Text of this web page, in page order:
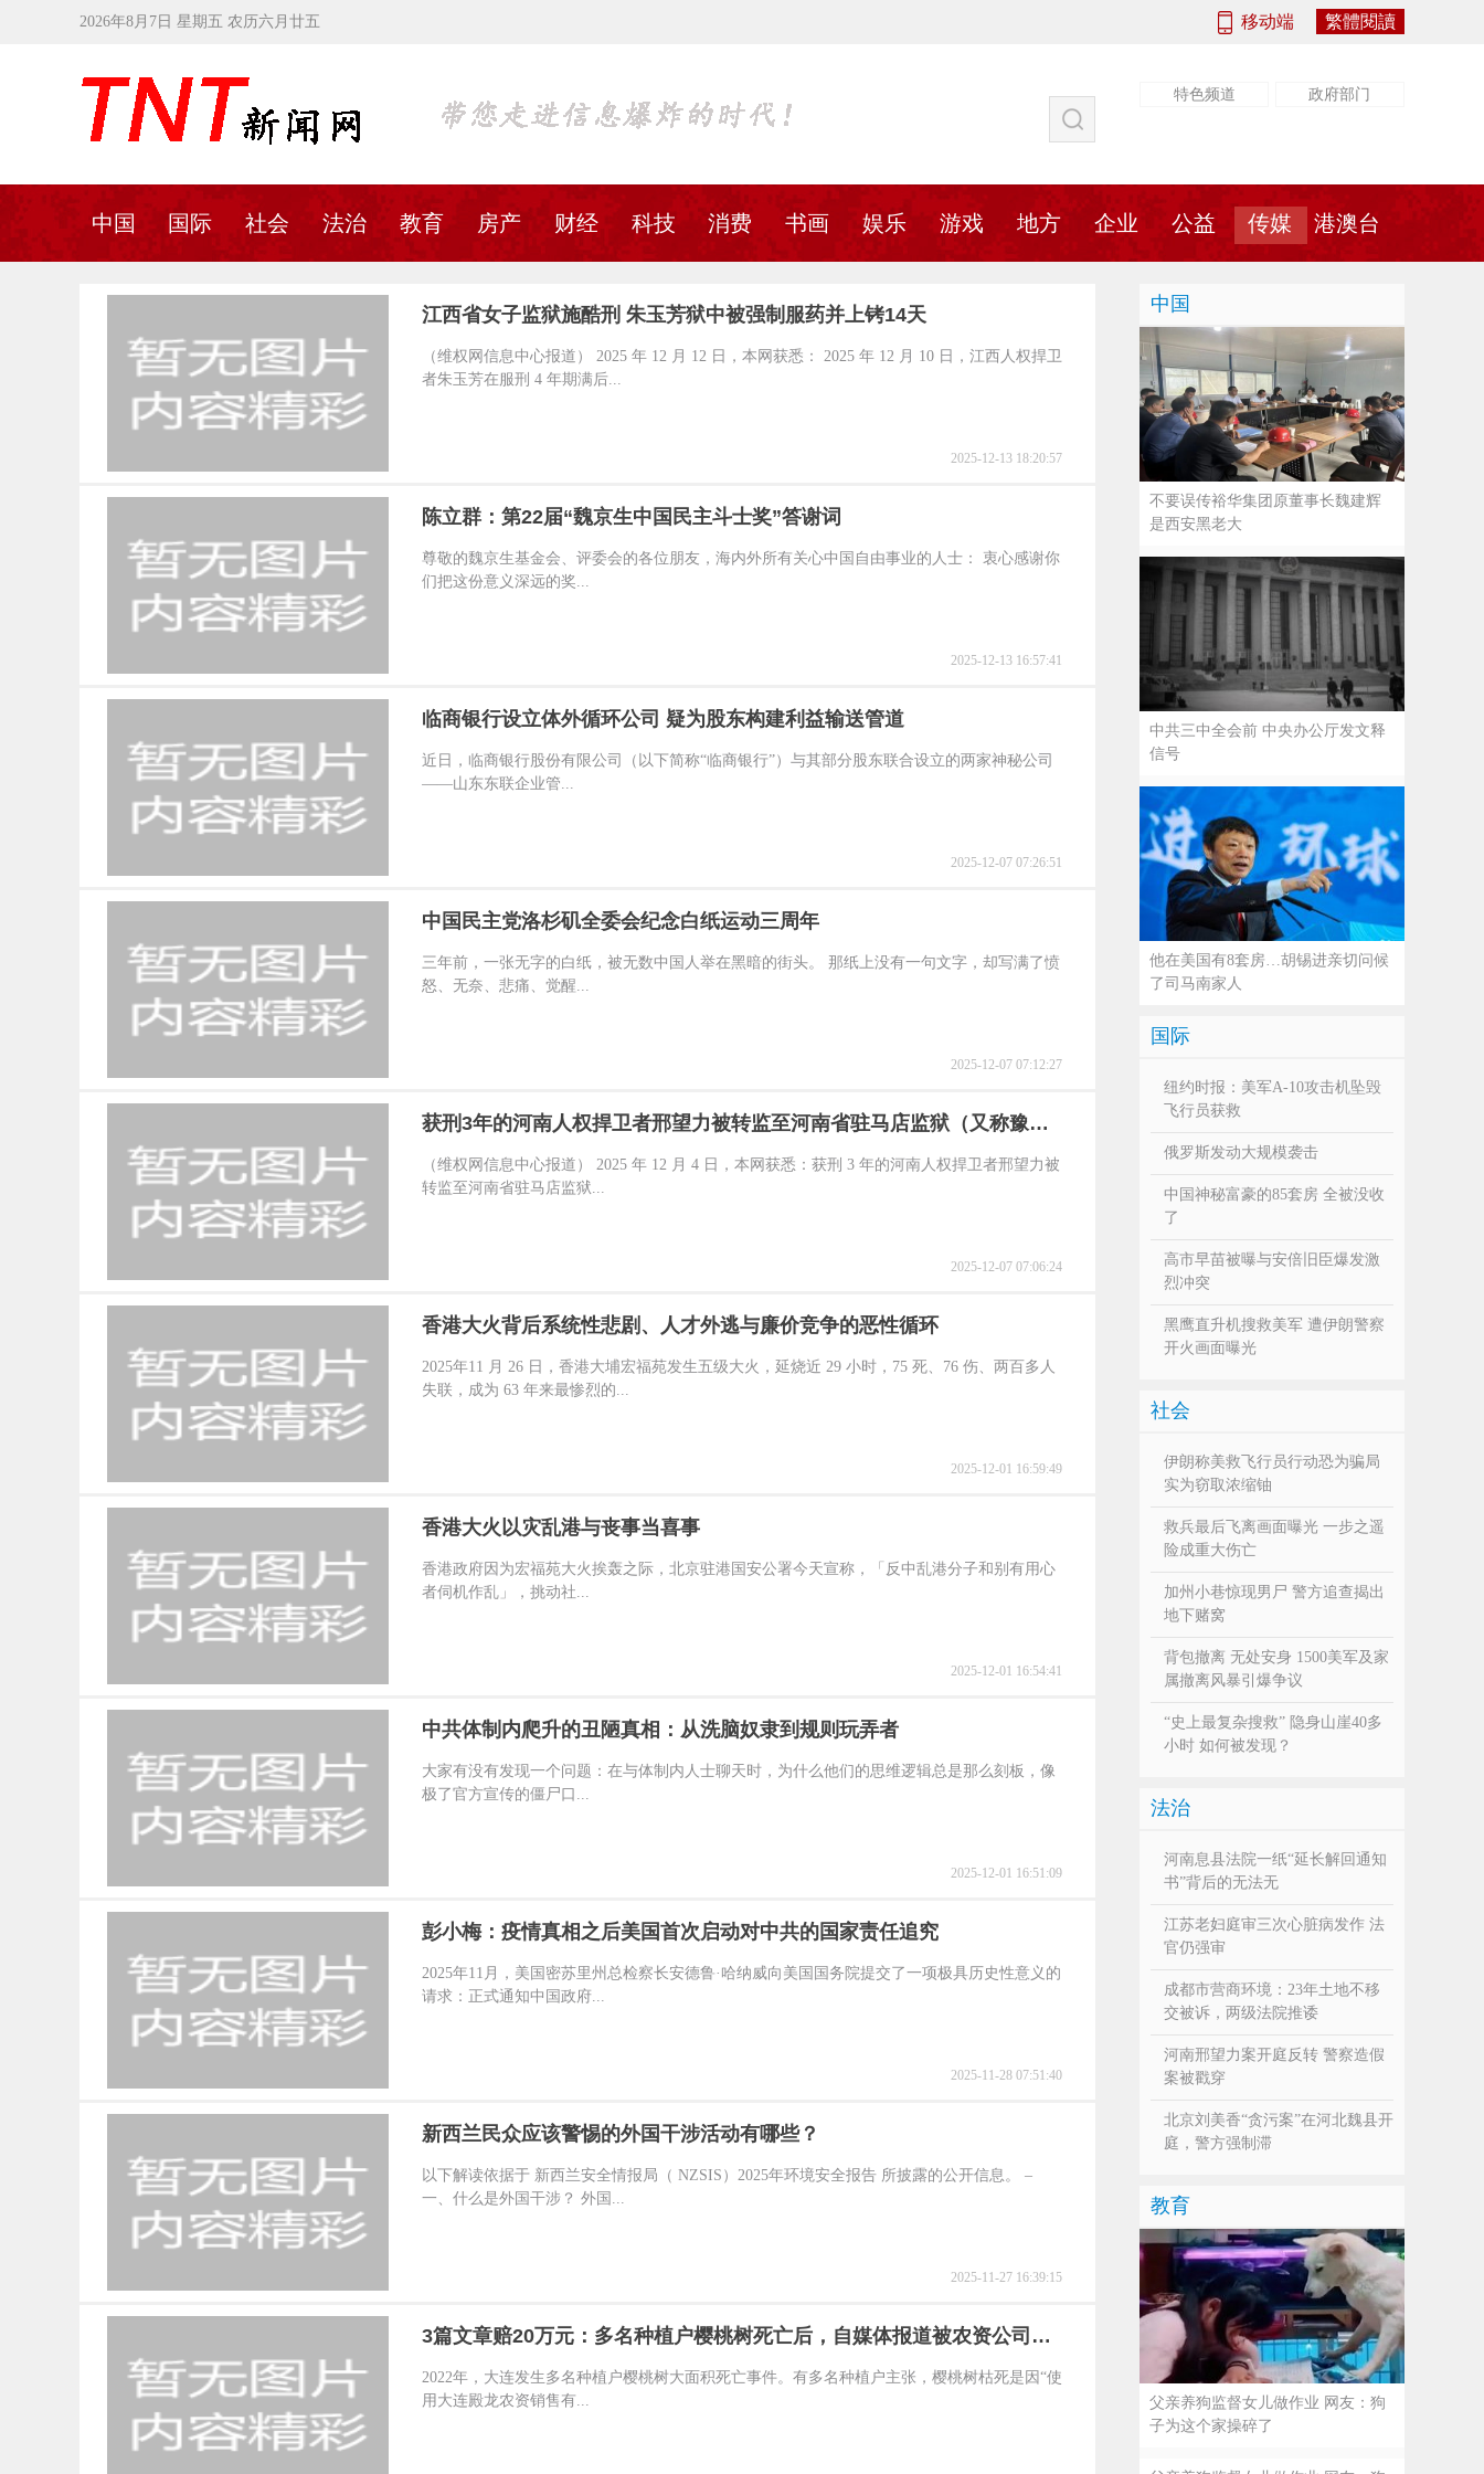
2026年8月7日 星期五 农历六月廿五 移动端 繁體閱讀
特色频道
政府部门
中国 国际 社会 法治 教育 房产 财经 科技 消费 书画 娱乐 游戏 地方 企业 公益 传媒 港澳台
江西省女子监狱施酷刑 朱玉芳狱中被强制服药并上铐14天
（维权网信息中心报道） 2025 年 12 月 12 日，本网获悉： 2025 年 12 月 10 日，江西人权捍卫
者朱玉芳在服刑 4 年期满后...
2025-12-13 18:20:57
陈立群：第22届“魏京生中国民主斗士奖”答谢词
尊敬的魏京生基金会、评委会的各位朋友，海内外所有关心中国自由事业的人士： 衷心感谢你
们把这份意义深远的奖...
2025-12-13 16:57:41
临商银行设立体外循环公司 疑为股东构建利益输送管道
近日，临商银行股份有限公司（以下简称“临商银行”）与其部分股东联合设立的两家神秘公司
——山东东联企业管...
2025-12-07 07:26:51
中国民主党洛杉矶全委会纪念白纸运动三周年
三年前，一张无字的白纸，被无数中国人举在黑暗的街头。 那纸上没有一句文字，却写满了愤
怒、无奈、悲痛、觉醒...
2025-12-07 07:12:27
获刑3年的河南人权捍卫者邢望力被转监至河南省驻马店监狱（又称豫南
监狱）
（维权网信息中心报道） 2025 年 12 月 4 日，本网获悉：获刑 3 年的河南人权捍卫者邢望力被
转监至河南省驻马店监狱...
2025-12-07 07:06:24
香港大火背后系统性悲剧、人才外逃与廉价竞争的恶性循环
2025年11 月 26 日，香港大埔宏福苑发生五级大火，延烧近 29 小时，75 死、76 伤、两百多人
失联，成为 63 年来最惨烈的...
2025-12-01 16:59:49
香港大火以灾乱港与丧事当喜事
香港政府因为宏福苑大火挨轰之际，北京驻港国安公署今天宣称，「反中乱港分子和别有用心
者伺机作乱」，挑动社...
2025-12-01 16:54:41
中共体制内爬升的丑陋真相：从洗脑奴隶到规则玩弄者
大家有没有发现一个问题：在与体制内人士聊天时，为什么他们的思维逻辑总是那么刻板，像
极了官方宣传的僵尸口...
2025-12-01 16:51:09
彭小梅：疫情真相之后美国首次启动对中共的国家责任追究
2025年11月，美国密苏里州总检察长安德鲁·哈纳威向美国国务院提交了一项极具历史性意义的
请求：正式通知中国政府...
2025-11-28 07:51:40
新西兰民众应该警惕的外国干涉活动有哪些？
以下解读依据于 新西兰安全情报局（ NZSIS）2025年环境安全报告 所披露的公开信息。 –
一、什么是外国干涉？ 外国...
2025-11-27 16:39:15
3篇文章赔20万元：多名种植户樱桃树死亡后，自媒体报道被农资公司起
诉
2022年，大连发生多名种植户樱桃树大面积死亡事件。有多名种植户主张，樱桃树枯死是因“使
用大连殿龙农资销售有...
中国
不要误传裕华集团原董事长魏建辉
是西安黑老大
中共三中全会前 中央办公厅发文释
信号
他在美国有8套房…胡锡进亲切问候
了司马南家人
国际
纽约时报：美军A-10攻击机坠毁
飞行员获救
俄罗斯发动大规模袭击
中国神秘富豪的85套房 全被没收
了
高市早苗被曝与安倍旧臣爆发激
烈冲突
黑鹰直升机搜救美军 遭伊朗警察
开火画面曝光
社会
伊朗称美救飞行员行动恐为骗局
实为窃取浓缩铀
救兵最后飞离画面曝光 一步之遥
险成重大伤亡
加州小巷惊现男尸 警方追查揭出
地下赌窝
背包撤离 无处安身 1500美军及家
属撤离风暴引爆争议
“史上最复杂搜救” 隐身山崖40多
小时 如何被发现？
法治
河南息县法院一纸“延长解回通知
书”背后的无法无
江苏老妇庭审三次心脏病发作 法
官仍强审
成都市营商环境：23年土地不移
交被诉，两级法院推诿
河南邢望力案开庭反转 警察造假
案被戳穿
北京刘美香“贪污案”在河北魏县开
庭，警方强制滞
教育
父亲养狗监督女儿做作业 网友：狗
子为这个家操碎了